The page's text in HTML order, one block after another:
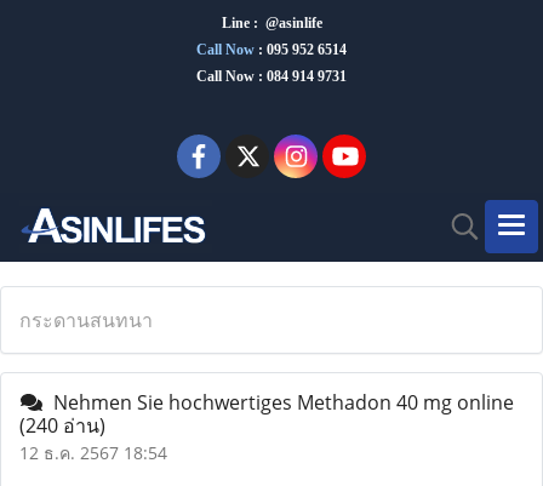
Line : @asinlife
Call Now : 095 952 6514
Call Now : 084 914 9731
กระดานสนทนา
Nehmen Sie hochwertiges Methadon 40 mg online
(240 อ่าน)
12 ธ.ค. 2567 18:54